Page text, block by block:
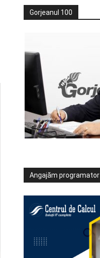
Gorjeanul 100
Angajăm programator